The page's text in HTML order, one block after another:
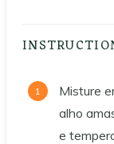
Misture
alho
e